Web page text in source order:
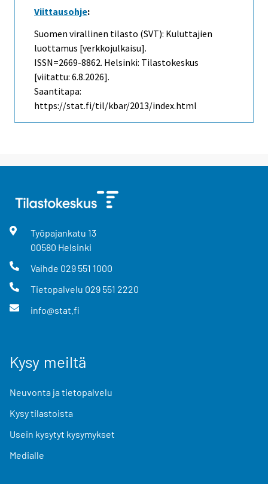
Viittausohje:
Suomen virallinen tilasto (SVT): Kuluttajien
luottamus [verkkojulkaisu].
ISSN=2669-8862. Helsinki: Tilastokeskus
[viitattu: 6.8.2026].
Saantitapa:
https://stat.fi/til/kbar/2013/index.html
Työpajankatu 13
00580 Helsinki
Vaihde 029 551 1000
Tietopalvelu 029 551 2220
info@stat.fi
Kysy meiltä
Neuvonta ja tietopalvelu
Kysy tilastoista
Usein kysytyt kysymykset
Medialle